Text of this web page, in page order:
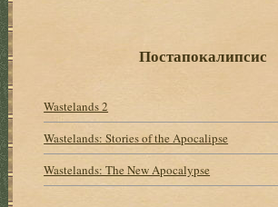
Постапокалипсис
Wastelands 2
Wastelands: Stories of the Apocalipse
Wastelands: The New Apocalypse